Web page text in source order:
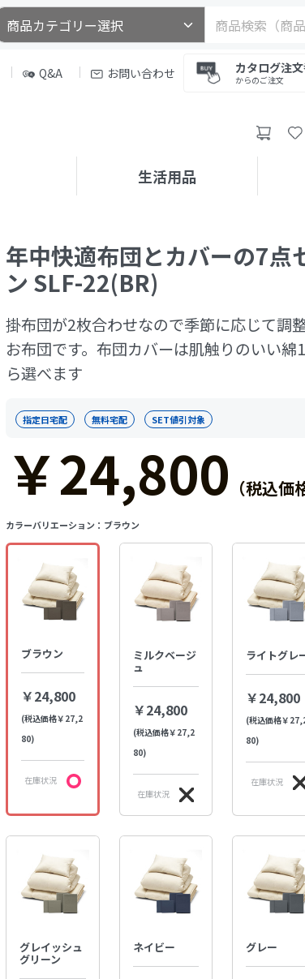
Q&A お問い合わせ カタログ注
からのご注文
生活用品
年中快適布団とカバーの7点
ン SLF-22(BR)
掛布団が2枚合わせなので季節に応じて調
お布団です。布団カバーは肌触りのいい
ら選べます
指定日宅配 無料宅配 SET値引対象
￥24,800 （税込価
カラーバリエーション： ブラウン
ブラウン
￥24,800
(税込価格￥27,2
80)
在庫状況
ミルクベージ
ュ
￥24,800
(税込価格￥27,2
80)
在庫状況
ライトグレ
￥24,800
(税込価格￥
80)
在庫状況
グレイッシュ
グリーン
ネイビー グレー